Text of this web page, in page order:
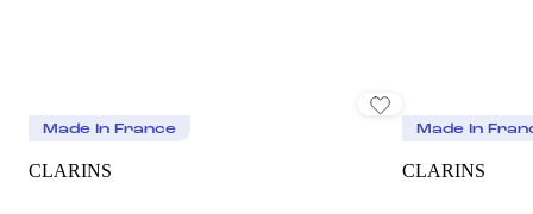
Made In France
CLARINS
Made In
CLARINS